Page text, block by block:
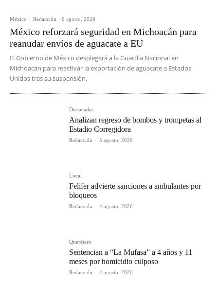
México Redacción - 6 agosto, 2026
México reforzará seguridad en Michoacán para
reanudar envíos de aguacate a EU
El Gobierno de México desplegará a la Guardia Nacional en
Michoacán para reactivar la exportación de aguacate a Estados
Unidos tras su suspensión.
Destacadas
Analizan regreso de bombos y trompetas al
Estadio Corregidora
Redacción - 5 agosto, 2026
Local
Felifer advierte sanciones a ambulantes por
bloqueos
Redacción - 4 agosto, 2026
Querétaro
Sentencian a “La Mufasa” a 4 años y 11
meses por homicidio culposo
Redacción - 4 agosto, 2026